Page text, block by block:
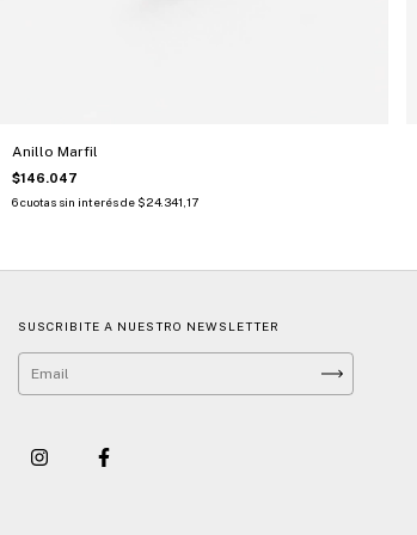
Anillo Marfil
$146.047
6cuotas sin interés de $24.341,17
SUSCRIBITE A NUESTRO NEWSLETTER